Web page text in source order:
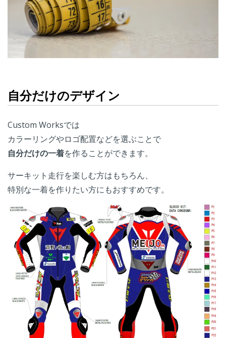
自分だけのデザイン
Custom Worksでは
カラーリングやロゴ配置などを選ぶことで
自分だけの一着を作ることができます。
サーキット走行を楽しむ方はもちろん、
特別な一着を作りたい方にもおすすめです。